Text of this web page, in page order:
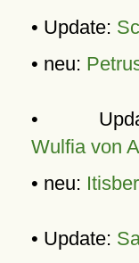
• Update:
• neu:
•
Wulfia von
• neu:
• Update: